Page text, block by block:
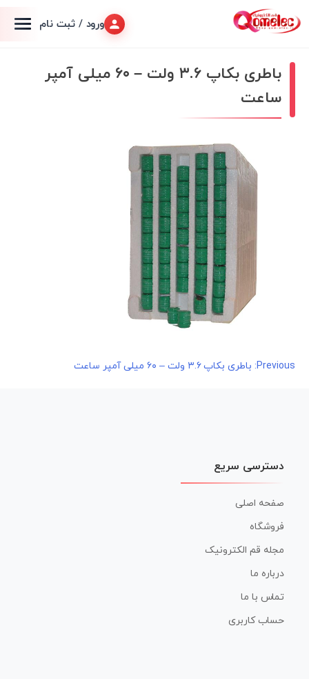
ورود / ثبت نام
باطری بکاپ ۳.۶ ولت – ۶۰ میلی آمپر
ساعت
راهبری
Previous: باطری بکاپ ۳.۶ ولت – ۶۰ میلی آمپر ساعت
دسترسی سریع
صفحه اصلی
فروشگاه
مجله قم الکترونیک
درباره ما
تماس با ما
حساب کاربری